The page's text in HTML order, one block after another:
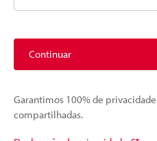
Continuar
Garantimos 100% de
compartilhadas.